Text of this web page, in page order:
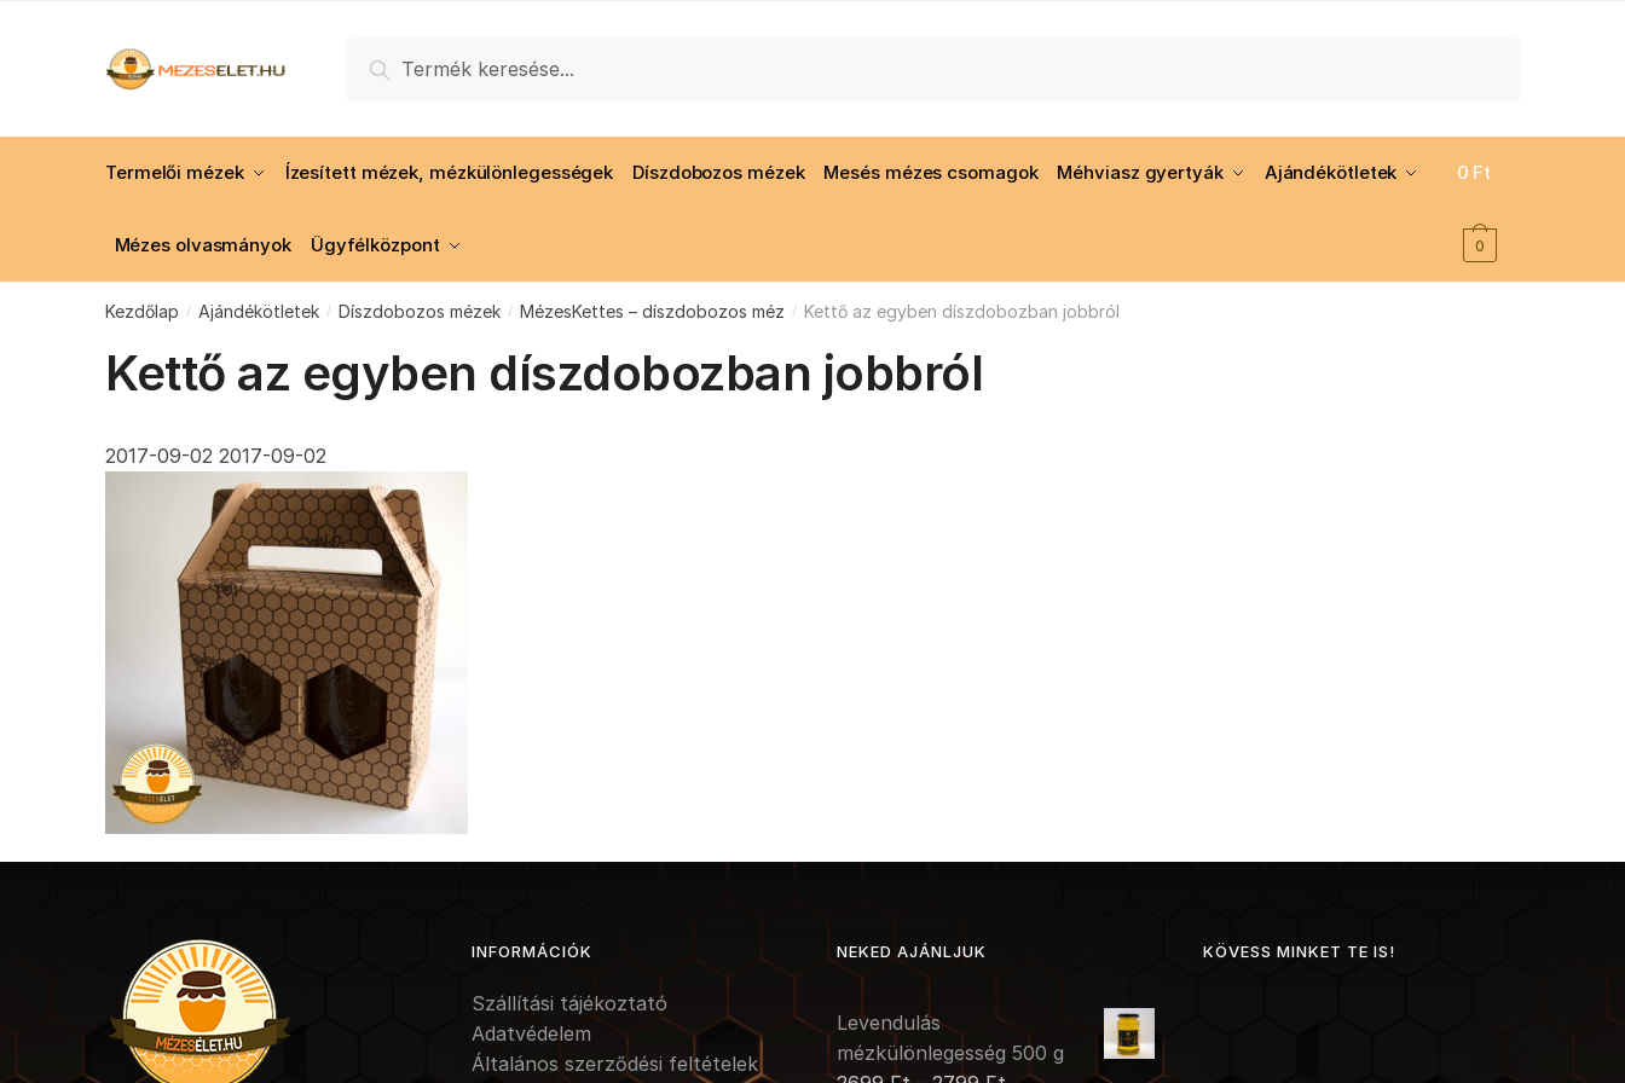
Keresés
Termelői mézek Ízesített mézek, mézkülönlegességek Díszdobozos mézek Mesés mézes csomagok Méhviasz gyertyák Ajándékötletek
Mézes olvasmányok Ügyfélközpont
0 Ft
0
Kezdőlap / Ajándékötletek / Díszdobozos mézek / MézesKettes – díszdobozos méz / Kettő az egyben díszdobozban jobbról
Kettő az egyben díszdobozban jobbról
2017-09-02 2017-09-02
INFORMÁCIÓK
Szállítási tájékoztató
Adatvédelem
Általános szerződési feltételek
NEKED AJÁNLJUK
Levendulás
mézkülönlegesség 500 g
KÖVESS MINKET TE IS!